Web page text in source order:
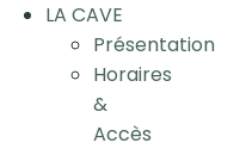
LA CAVE
Présentation
Horaires
&
Accès